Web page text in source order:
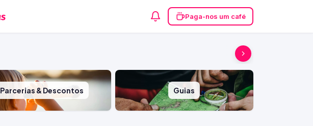
Paga-nos um café
Parcerias & Descontos Guias